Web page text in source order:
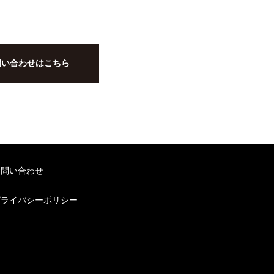
合わせはこちら
い合わせ
イバシーポリシー